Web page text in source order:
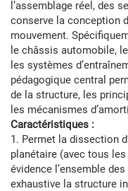
l’assemblage réel, des
conserve la conception
mouvement.
le châssis automobile,
les systèmes
pédagogique central
de la structure, les
les mécanismes
Caractéristiques :
1. Permet la dissection
planétaire (avec tous
évidence l’ensemble
exhaustive la structure